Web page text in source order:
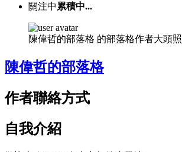
關注中 累積中...
陳偉哲的部落格 的部落格作者大頭照
陳偉哲的部落格
作者聯絡方式
自我介紹